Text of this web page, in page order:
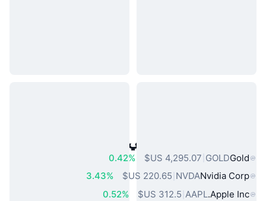
أصول العالم الحقيقي الشائعة
Gold
GOLD
0.42%
Nvidia Corp
NVDA
3.43%
Apple Inc.
AAPL
0.52%